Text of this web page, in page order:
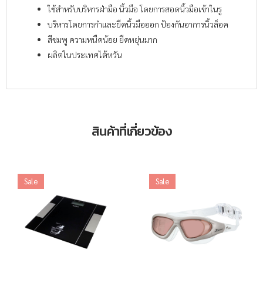
ใช้สำหรับบริหารฝ่ามือ นิ้วมือ โดยการสอดนิ้วมือเข้าในรู
บริหารโดยการกำและยืดนิ้วมือออก ป้องกันอาการนิ้วล็อค
สีชมพู ความหนืดน้อย ยืดหยุ่นมาก
ผลิตในประเทศไต้หวัน
สินค้าที่เกี่ยวข้อง
Sale Sale